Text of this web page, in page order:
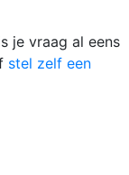
je vraag al eens
stel zelf een